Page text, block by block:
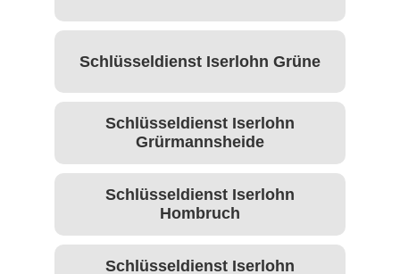
Schlüsseldienst Iserlohn Grüne
Schlüsseldienst Iserlohn
Grürmannsheide
Schlüsseldienst Iserlohn
Hombruch
Schlüsseldienst Iserlohn